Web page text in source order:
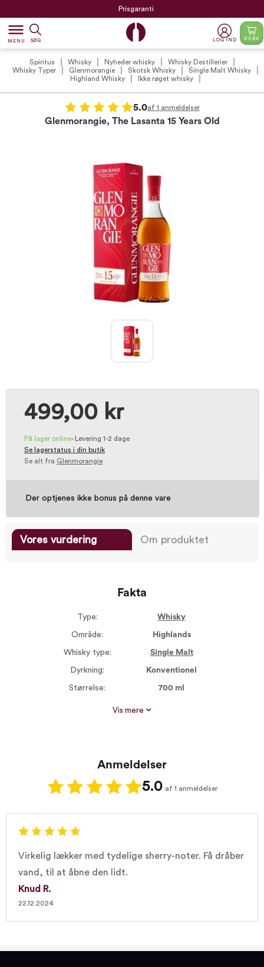
Prisgaranti
dehaze
MENU SØG LOG IND KURV
Spiritus Whisky Nyheder whisky
Whisky Destillerier
Whisky Typer
Glenmorangie Skotsk Whisky
Single Malt Whisky
Highland Whisky
Ikke røget whisky
5.0af 1 anmeldelser
Glenmorangie, The Lasanta 15 Years Old
499,00 kr
På lager online-
Levering 1-2 dage
Se lagerstatus i din butik
Se alt fra Glenmorangie
Der optjenes ikke bonus på denne vare
Vores vurdering Om produktet
Fakta
Type: Whisky
Område: Highlands
Whisky type: Single Malt
Dyrkning: Konventionel
Størrelse: 700 ml
Proptype:
Vis mere
Anmeldelser
5.0 af 1 anmeldelser
Virkelig lækker med tydelige sherry-noter. Få dråber
vand, til at åbne den lidt.
Knud R.
22.12.2024